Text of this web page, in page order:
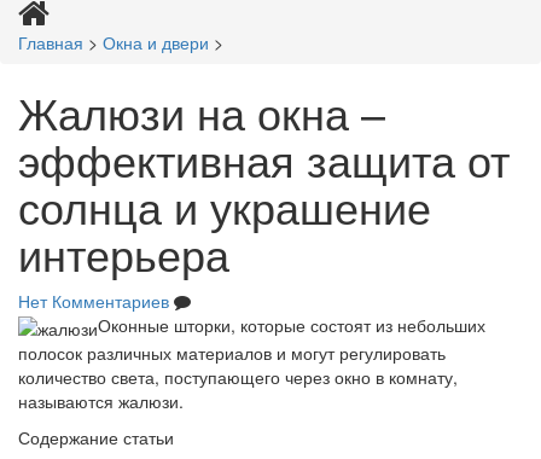
Главная > Окна и двери >
Жалюзи на окна –
эффективная защита от
солнца и украшение
интерьера
Нет Комментариев
Оконные шторки, которые состоят из небольших
полосок различных материалов и могут регулировать
количество света, поступающего через окно в комнату,
называются жалюзи.
Содержание статьи